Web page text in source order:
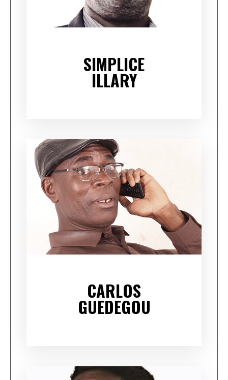
SIMPLICE
ILLARY
CARLOS
GUEDEGOU